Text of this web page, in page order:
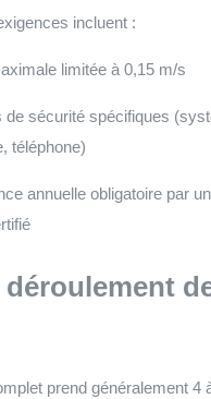
incluent :
limitée à 0,15 m/s
de sécurité spécifiques
téléphone)
annuelle obligatoire par un
déroulement
prend généralement 4